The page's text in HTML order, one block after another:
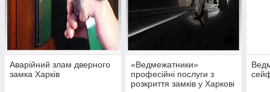
Аварійний злам дверного
замка Харків
«Ведмежатники»
професійні послуги з
розкриття замків у Харкові